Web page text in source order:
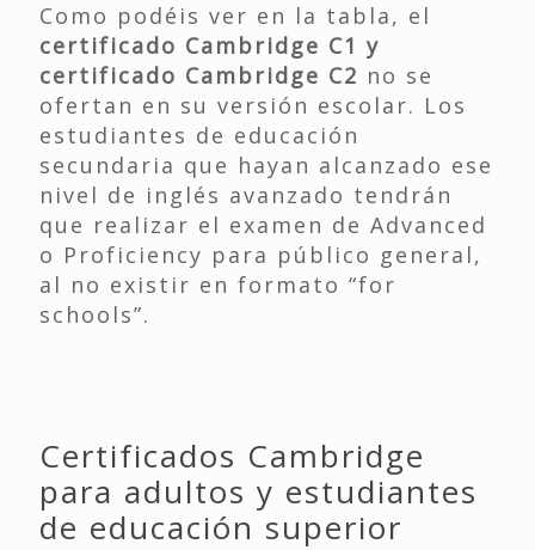
Como podéis ver en la tabla, el
certificado Cambridge C1 y
certificado Cambridge C2 no se
ofertan en su versión escolar. Los
estudiantes de educación
secundaria que hayan alcanzado ese
nivel de inglés avanzado tendrán
que realizar el examen de Advanced
o Proficiency para público general,
al no existir en formato “for
schools”.
Certificados Cambridge
para adultos y estudiantes
de educación superior